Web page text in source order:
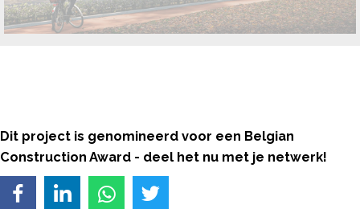
Dit project is genomineerd voor een Belgian
Construction Award - deel het nu met je netwerk!